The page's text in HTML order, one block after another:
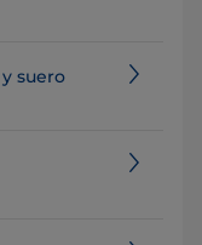
suero